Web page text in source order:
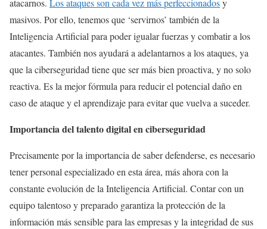
atacarnos. Los ataques son cada vez más perfeccionadosy
masivos. Por ello, tenemos que ‘servirnos’ también de la
Inteligencia Artificial para poder igualar fuerzas y combatir a los
atacantes. También nos ayudará a adelantarnos a los ataques, ya
que la ciberseguridad tiene que ser más bien proactiva, y no solo
reactiva. Es la mejor fórmula para reducir el potencial daño en
caso de ataque y el aprendizaje para evitar que vuelva a suceder.
Importancia del talento digital en ciberseguridad
Precisamente por la importancia de saber defenderse, es necesario
tener personal especializado en esta área, más ahora con la
constante evolución de la Inteligencia Artificial. Contar con un
equipo talentoso y preparado garantiza la protección de la
información más sensible para las empresas y la integridad de sus